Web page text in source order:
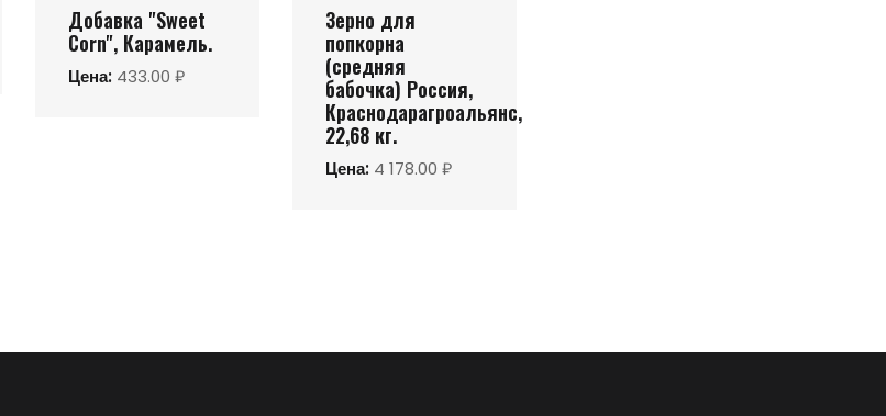
Добавка "Sweet
Corn", Карамель.
Цена: 433.00 ₽
Зерно для
попкорна
(cредняя
бабочка) Россия,
Краснодарагроальянс,
22,68 кг.
Цена: 4 178.00 ₽